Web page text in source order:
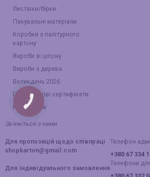
Листівки/бірки
Пакувальні матеріали
Коробки з палітурного
картону
Вироби зі шпону
Вироби з дерева
Великдень 2026
Подарункові сертифікати
Розпродаж
Зв'яжіться з нами
Для пропозицій щодо співпраці
shopkarton@gmail.com
Для індивідуального замовлення
Телефон
+380 67 334
Телефони
КНОПКА
ЗВ'ЯЗКУ